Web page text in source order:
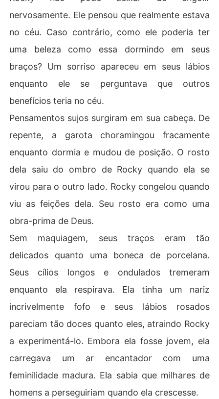
nervosamente. Ele pensou que realmente estava
no céu. Caso contrário, como ele poderia ter
uma beleza como essa dormindo em seus
braços? Um sorriso apareceu em seus lábios
enquanto ele se perguntava que outros
benefícios teria no céu.
Pensamentos sujos surgiram em sua cabeça. De
repente, a garota choramingou fracamente
enquanto dormia e mudou de posição. O rosto
dela saiu do ombro de Rocky quando ela se
virou para o outro lado. Rocky congelou quando
viu as feições dela. Seu rosto era como uma
obra-prima de Deus.
Sem maquiagem, seus traços eram tão
delicados quanto uma boneca de porcelana.
Seus cílios longos e ondulados tremeram
enquanto ela respirava. Ela tinha um nariz
incrivelmente fofo e seus lábios rosados
pareciam tão doces quanto eles, atraindo Rocky
a experimentá-lo. Embora ela fosse jovem, ela
carregava um ar encantador com uma
feminilidade madura. Ela sabia que milhares de
homens a perseguiriam quando ela crescesse.